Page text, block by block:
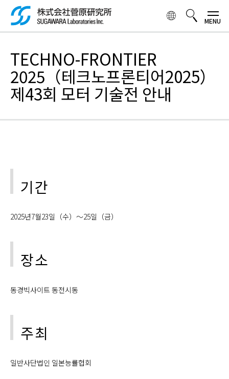
주
요
츠
로
건
너
뛰
TECHNO-FRONTIER
2025（테크노프론티어2025）
제43회 모터 기술전 안내
기간
2025년7월23일（수）～25일（금）
장소
동경빅사이트 동전시동
주최
일반사단법인 일본능률협회